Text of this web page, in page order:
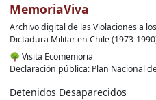
MemoriaViva
Archivo digital de las Violaciones a
Dictadura Militar en Chile (1973-
🌳 Visita Ecomemoria
Declaración pública: Plan Nacional
Detenidos Desaparecidos